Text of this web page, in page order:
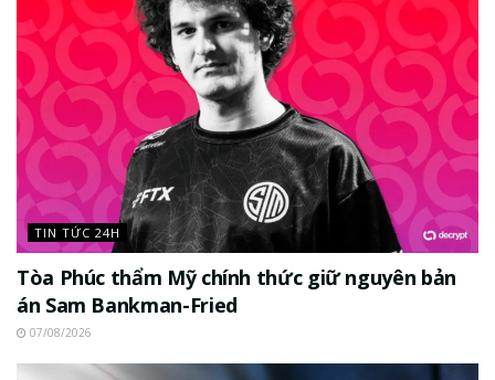
TIN TỨC 24H
Tòa Phúc thẩm Mỹ chính thức giữ nguyên bản
án Sam Bankman-Fried
07/08/2026